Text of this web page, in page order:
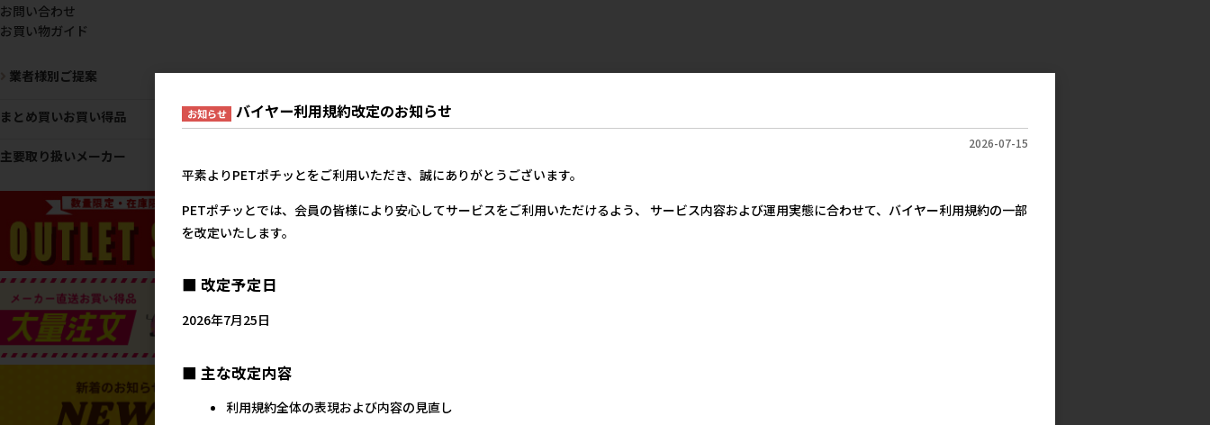
お問い合わせ
お買い物ガイド
業者様別ご提案
まとめ買いお買い得品
主要取り扱いメーカー
お知らせ バイヤー利用規約改定のお知らせ
2026-07-15
平素よりPETポチッとをご利用いただき、誠にありがとうございます。
PETポチッとでは、会員の皆様により安心してサービスをご利用いただけるよう、 サービス内容および運用実態に合わせて、バイヤー利用規約の一部
を改定いたします。
■ 改定予定日
2026年7月25日
■ 主な改定内容
利用規約全体の表現および内容の見直し